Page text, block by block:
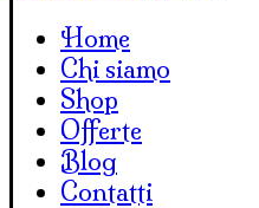
Home
Chi siamo
Shop
Offerte
Blog
Contatti